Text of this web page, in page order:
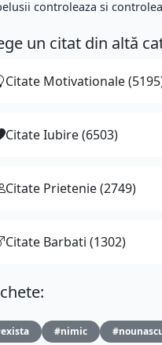
controleaza si
un citat din altă
Citate Motivationale
Citate Iubire (6503)
Citate Prietenie (2749)
Citate Barbati (1302)
#nimic